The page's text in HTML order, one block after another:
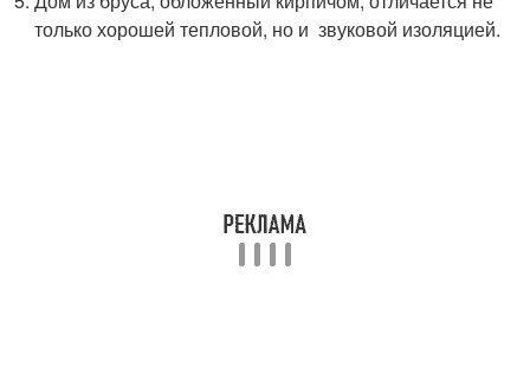
только хорошей тепловой, но и звуковой изоляцией.